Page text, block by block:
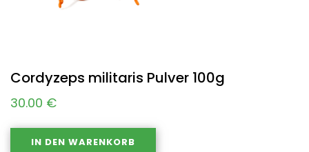
Cordyzeps militaris Pulver 100g
30.00 €
IN DEN WARENKORB